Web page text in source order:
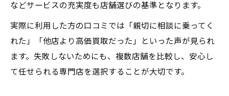
などサービスの充実度も店舗選びの基準となります。
実際に利用した方の口コミでは「親切に相談に乗ってく
れた」「他店より高価買取だった」といった声が見られ
ます。失敗しないためにも、複数店舗を比較し、安心し
て任せられる専門店を選択することが大切です。